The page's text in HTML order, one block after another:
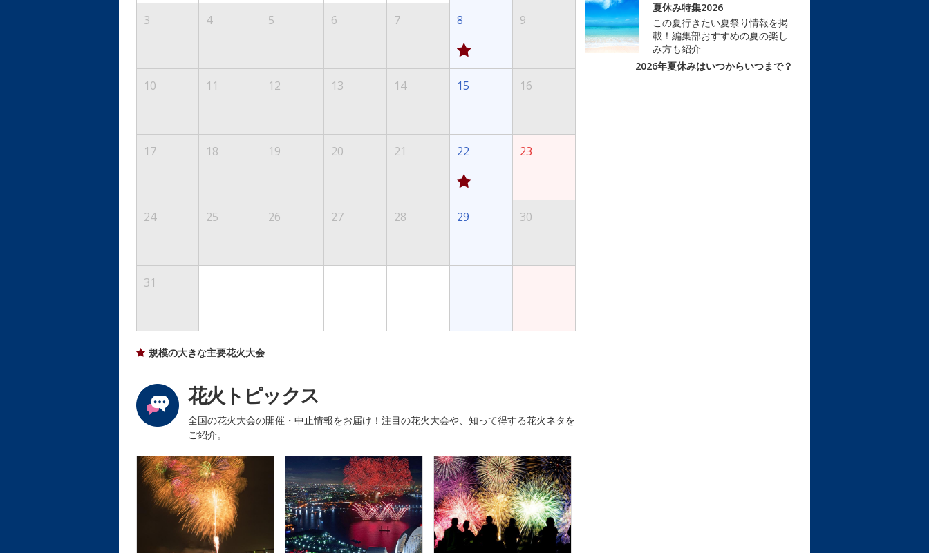
3 4 5 6 7 8 9
10 11 12 13 14 15 16
17 18 19 20 21 22 23
24 25 26 27 28 29 30
31
規模の大きな主要花火大会
花火トピックス
全国の花火大会の開催・中止情報をお届け！注目の花火大会や、知って得する花火ネタを
ご紹介。
夏休み特集2026
この夏行きたい夏祭り情報を掲
載！編集部おすすめの夏の楽し
み方も紹介
2026年夏休みはいつからいつまで？